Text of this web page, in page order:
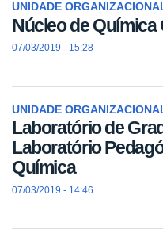
UNIDADE
Núcleo de Química
07/03/2019 - 15:28
UNIDADE
Laboratório de
Laboratório
Química
07/03/2019 - 14:46